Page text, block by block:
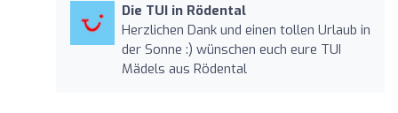
Die TUI in Rödental
Herzlichen Dank und einen tollen Urlaub in
der Sonne :) wünschen euch eure TUI
Mädels aus Rödental